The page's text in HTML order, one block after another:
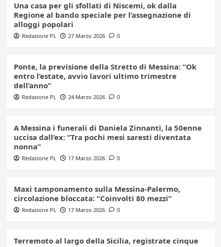
Una casa per gli sfollati di Niscemi, ok dalla
Regione al bando speciale per l’assegnazione di
alloggi popolari
Redazione PL 27 Marzo 2026 0
Ponte, la previsione della Stretto di Messina: “Ok
entro l’estate, avvio lavori ultimo trimestre
dell’anno”
Redazione PL 24 Marzo 2026 0
A Messina i funerali di Daniela Zinnanti, la 50enne
uccisa dall’ex: “Tra pochi mesi saresti diventata
nonna”
Redazione PL 17 Marzo 2026 0
Maxi tamponamento sulla Messina-Palermo,
circolazione bloccata: “Coinvolti 80 mezzi”
Redazione PL 17 Marzo 2026 0
Terremoto al largo della Sicilia, registrate cinque